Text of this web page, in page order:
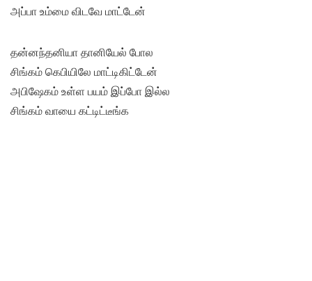
அப்பா உம்மை விடவே மாட்டேன்
தன்னந்தனியா தானியேல் போல
சிங்கம் கெபியிலே மாட்டிகிட்டேன்
அபிஷேகம் உள்ள பயம் இப்போ இல்ல
சிங்கம் வாயை கட்டிட்டீங்க